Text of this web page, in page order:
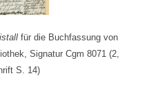
für die Buchfassung von
Signatur Cgm 8071 (2,
S. 14)